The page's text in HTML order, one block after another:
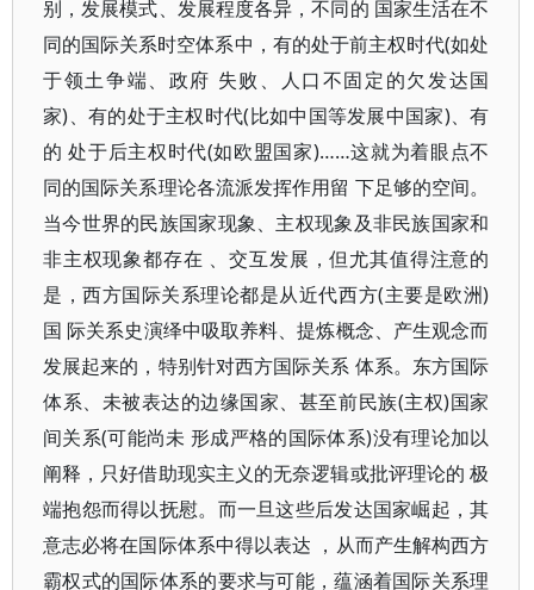
别，发展模式、发展程度各异，不同的 国家生活在不
同的国际关系时空体系中，有的处于前主权时代(如处
于领土争端、政府 失败、人口不固定的欠发达国
家)、有的处于主权时代(比如中国等发展中国家)、有
的 处于后主权时代(如欧盟国家)……这就为着眼点不
同的国际关系理论各流派发挥作用留 下足够的空间。
当今世界的民族国家现象、主权现象及非民族国家和
非主权现象都存在 、交互发展，但尤其值得注意的
是，西方国际关系理论都是从近代西方(主要是欧洲)
国 际关系史演绎中吸取养料、提炼概念、产生观念而
发展起来的，特别针对西方国际关系 体系。东方国际
体系、未被表达的边缘国家、甚至前民族(主权)国家
间关系(可能尚未 形成严格的国际体系)没有理论加以
阐释，只好借助现实主义的无奈逻辑或批评理论的 极
端抱怨而得以抚慰。而一旦这些后发达国家崛起，其
意志必将在国际体系中得以表达 ，从而产生解构西方
霸权式的国际体系的要求与可能，蕴涵着国际关系理